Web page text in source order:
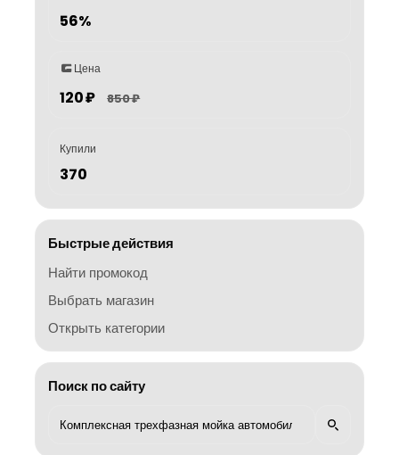
56%
Цена
120 ₽ 850 ₽
Купили
370
Быстрые действия
Найти промокод
Выбрать магазин
Открыть категории
Поиск по сайту